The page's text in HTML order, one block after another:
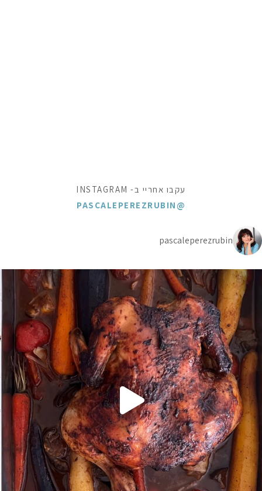
עקבו אחריי ב- INSTAGRAM
@PASCALEPEREZRUBIN
pascaleperezrubin